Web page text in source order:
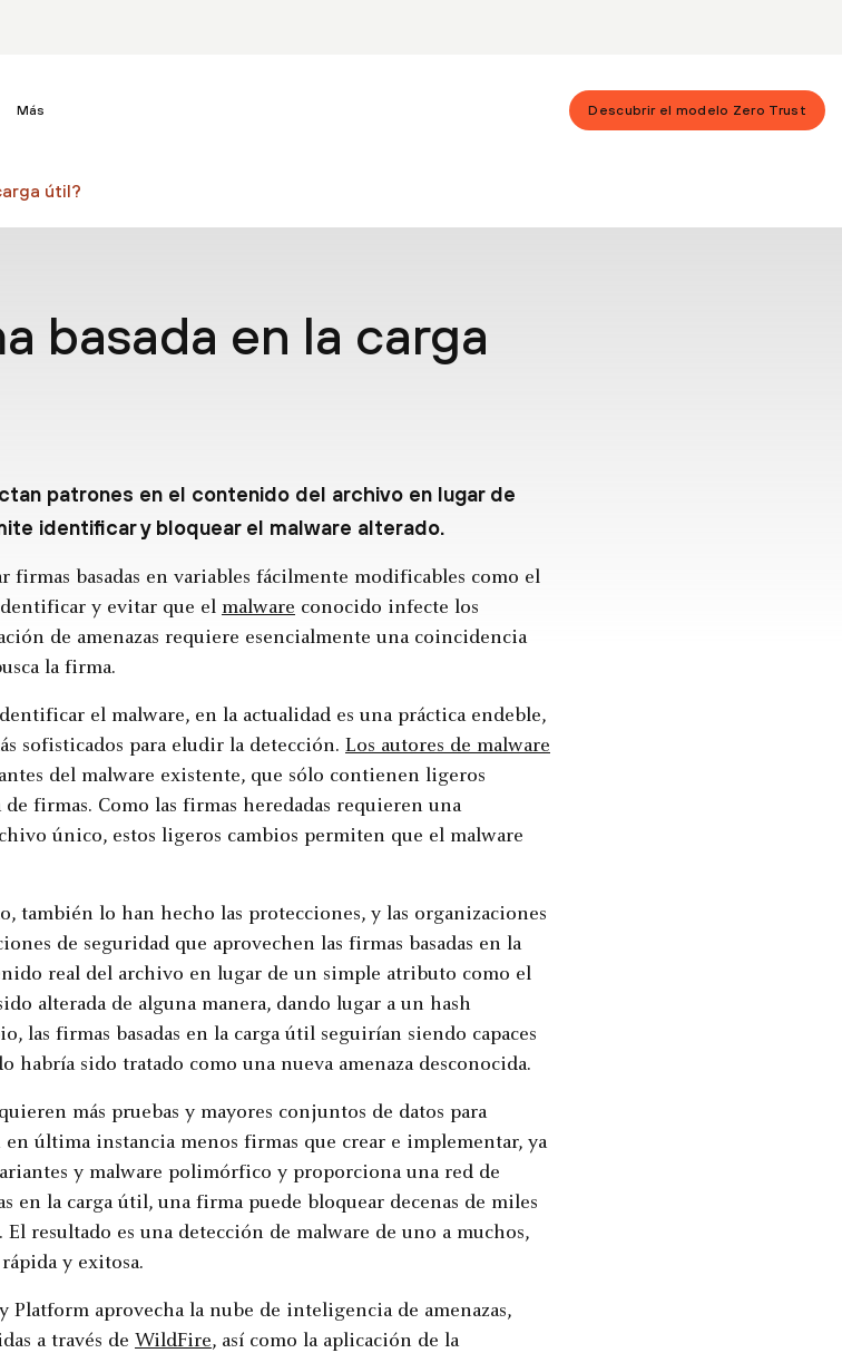
Más Descubrir el modelo Zero Trust
útil?
basada en la carga
patrones en el contenido del archivo en lugar de
identificar y bloquear el malware alterado.
firmas basadas en variables fácilmente modificables como el
y evitar que el malware conocido infecte los
de amenazas requiere esencialmente una coincidencia
la firma.
el malware, en la actualidad es una práctica endeble,
sofisticados para eludir la detección. Los autores de malware
del malware existente, que sólo contienen ligeros
firmas. Como las firmas heredadas requieren una
único, estos ligeros cambios permiten que el malware
también lo han hecho las protecciones, y las organizaciones
de seguridad que aprovechen las firmas basadas en la
real del archivo en lugar de un simple atributo como el
alterada de alguna manera, dando lugar a un hash
las firmas basadas en la carga útil seguirían siendo capaces
sido tratado como una nueva amenaza desconocida.
más pruebas y mayores conjuntos de datos para
última instancia menos firmas que crear e implementar, ya
y malware polimórfico y proporciona una red de
en la carga útil, una firma puede bloquear decenas de miles
resultado es una detección de malware de uno a muchos,
y exitosa.
aprovecha la nube de inteligencia de amenazas,
a través de WildFire, así como la aplicación de la